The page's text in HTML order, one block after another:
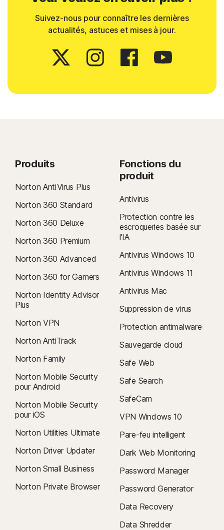
Suivez-nous pour connaître les dernières
actualités, astuces et mises à jour.
Produits
Norton AntiVirus Plus
Norton 360 Standard
Norton 360 Deluxe
Norton 360 Premium
Norton 360 Advanced
Norton 360 for Gamers
Norton Identity Advisor
Plus
Norton VPN
Norton AntiTrack
Norton Family
Norton Mobile Security
pour Android
Norton Mobile Security
pour iOS
Norton Utilities Ultimate
Norton Driver Updater
Norton Small Business
Norton Private Browser
Fonctions du
produit
Antivirus
Protection contre les
escroqueries basée sur
l'IA
Antivirus Windows 10
Antivirus Windows 11
Antivirus Mac
Suppression de virus
Protection antimalware
Sauvegarde cloud
Safe Web
Safe Search
SafeCam
VPN Windows 10
Pare-feu intelligent
Dark Web Monitoring
Password Manager
Password Generator
Data Recovery
Data Shredder